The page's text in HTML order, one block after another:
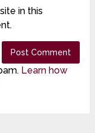
in this
Learn how